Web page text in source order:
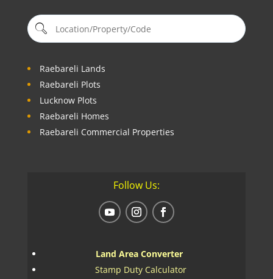
Raebareli Lands
Raebareli Plots
Lucknow Plots
Raebareli Homes
Raebareli Commercial Properties
Follow Us:
Land Area Converter
Stamp Duty Calculator